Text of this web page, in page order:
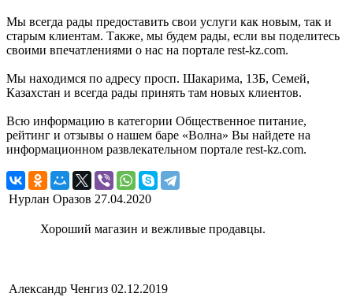
Мы всегда рады предоставить свои услуги как новым, так и
старым клиентам. Также, мы будем рады, если вы поделитесь
своими впечатлениями о нас на портале rest-kz.com.
Мы находимся по адресу просп. Шакарима, 13Б, Семей,
Казахстан и всегда рады принять там новых клиентов.
Всю информацию в категории Общественное питание,
рейтинг и отзывы о нашем баре «Волна» Вы найдете на
информационном развлекательном портале rest-kz.com.
Нурлан Оразов 27.04.2020
Хороший магазин и вежливые продавцы.
Александр Ченгиз 02.12.2019